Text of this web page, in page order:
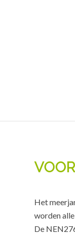
Het
worden
De